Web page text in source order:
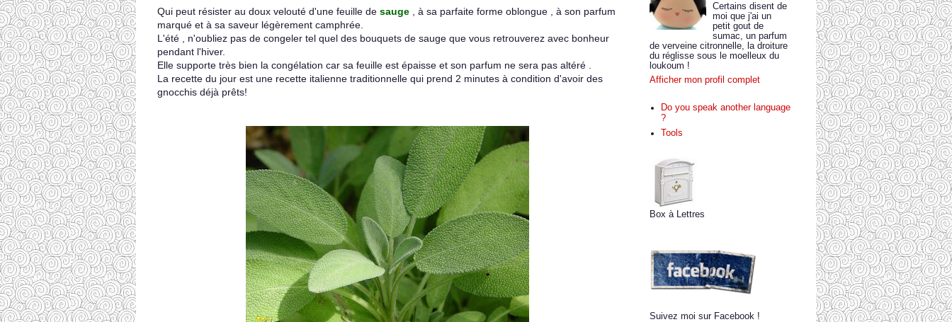
Qui peut résister au doux velouté d'une feuille de sauge , à sa parfaite forme oblongue , à son parfum
marqué et à sa saveur légèrement camphrée.
L'été , n'oubliez pas de congeler tel quel des bouquets de sauge que vous retrouverez avec bonheur
pendant l'hiver.
Elle supporte très bien la congélation car sa feuille est épaisse et son parfum ne sera pas altéré .
La recette du jour est une recette italienne traditionnelle qui prend 2 minutes à condition d'avoir des
gnocchis déjà prêts!
Certains disent de
moi que j'ai un
petit gout de
sumac, un parfum
de verveine citronnelle, la droiture
du réglisse sous le moelleux du
loukoum !
Afficher mon profil complet
Do you speak another language
?
Tools
Box à Lettres
Suivez moi sur Facebook !